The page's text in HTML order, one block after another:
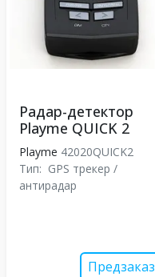
Радар-детектор
Playme QUICK 2
Playme 42020QUICK2
Тип: GPS трекер /
антирадар
Предзаказ